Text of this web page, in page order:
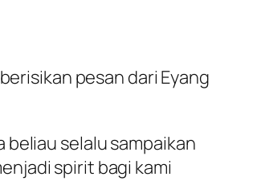
pesan dari Eyang
beliau selalu sampaikan
spirit bagi kami